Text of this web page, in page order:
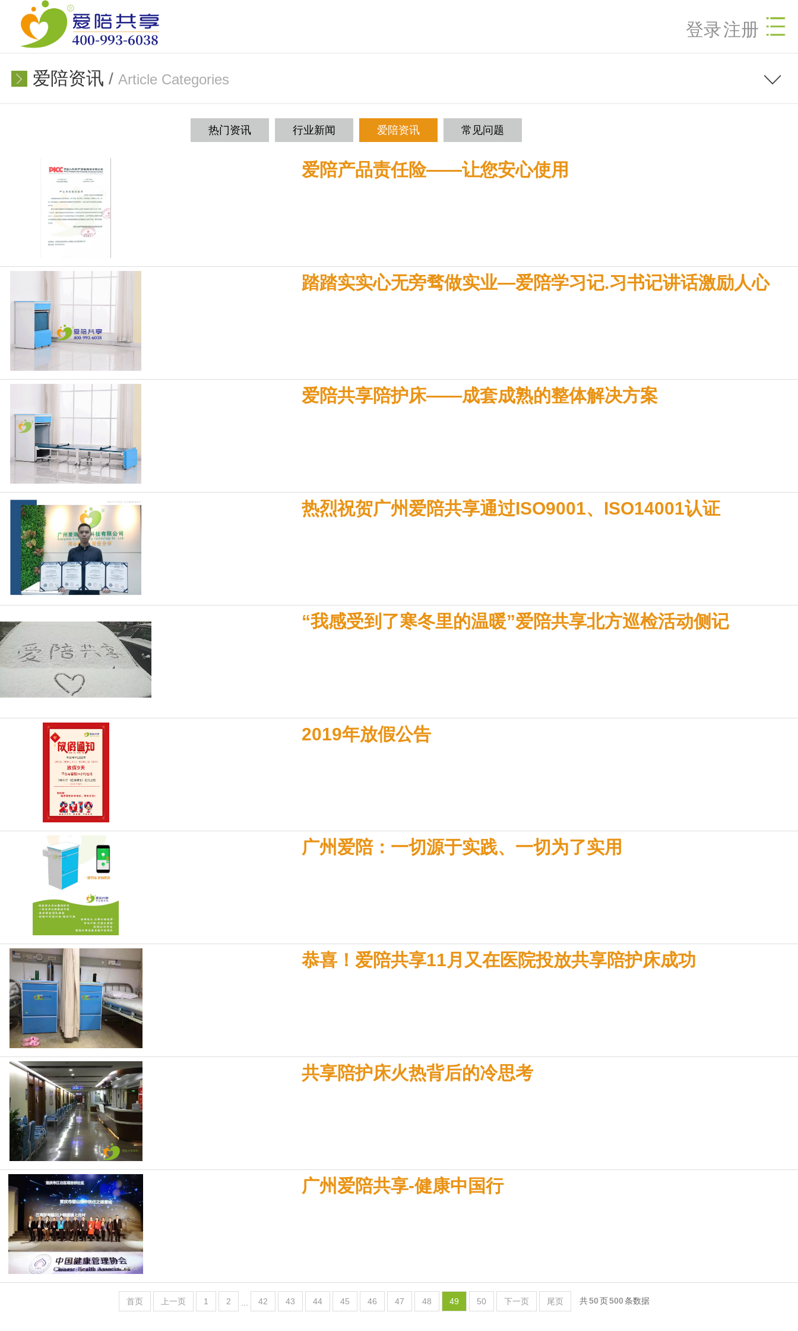
登录注册
爱陪资讯 / Article Categories
热门资讯 行业新闻 爱陪资讯 常见问题
爱陪产品责任险——让您安心使用
踏踏实实心无旁骛做实业—爱陪学习记.习书记讲话激励人心
爱陪共享陪护床——成套成熟的整体解决方案
热烈祝贺广州爱陪共享通过ISO9001、ISO14001认证
“我感受到了寒冬里的温暖”爱陪共享北方巡检活动侧记
2019年放假公告
广州爱陪：一切源于实践、一切为了实用
恭喜！爱陪共享11月又在医院投放共享陪护床成功
共享陪护床火热背后的冷思考
广州爱陪共享-健康中国行
首页 上一页 1 2 42 43 44 45 46 47 48 49 50 下一页 尾页 共50页500条数据